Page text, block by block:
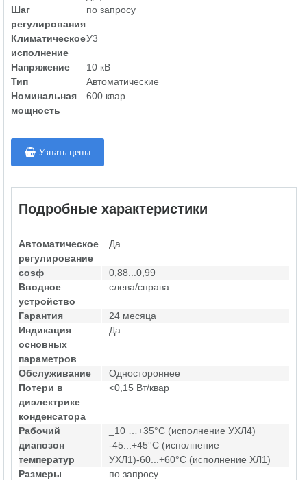
Шаг
регулирования
по запросу
Климатическое
исполнение
У3
Напряжение
10 кВ
Тип
Автоматические
Номинальная
мощность
600 квар
Узнать цены
Подробные характеристики
Автоматическое
регулирование
Да
cosф
0,88...0,99
Вводное
устройство
слева/справа
Гарантия
24 месяца
Индикация
основных
параметров
Да
Обслуживание
Одностороннее
Потери в
диэлектрике
конденсатора
<0,15 Вт/квар
Рабочий
диапозон
температур
_10 …+35°С (исполнение УХЛ4)
-45...+45°С (исполнение
УХЛ1)-60...+60°С (исполнение ХЛ1)
Размеры
по запросу